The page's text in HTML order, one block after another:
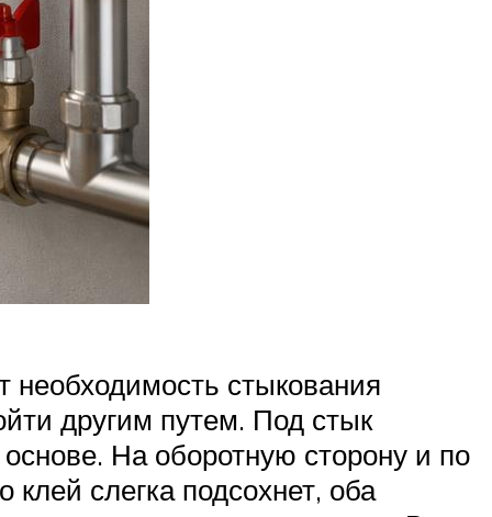
стыкования
другим путем. Под стык
На оборотную сторону и по
слегка подсохнет, оба